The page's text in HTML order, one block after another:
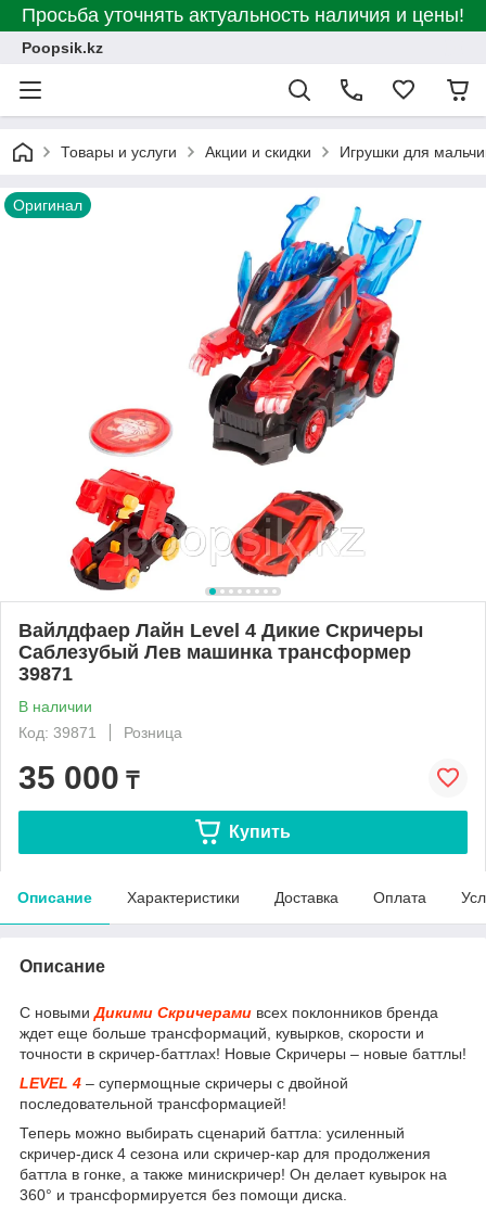
Просьба уточнять актуальность наличия и цены!
Poopsik.kz
Товары и услуги Акции и скидки Игрушки для
Оригинал
Вайлдфаер Лайн Level 4 Дикие Скричеры
Саблезубый Лев машинка трансформер
39871
В наличии
Код: 39871
Розница
35 000 ₸
Купить
Описание Характеристики Доставка Оплата
Описание
С новымиДикими Скричерами всех поклонников бренда
ждет еще больше трансформаций, кувырков, скорости и
точности в скричер-баттлах! Новые Скричеры – новые баттлы!
LEVEL 4 – супермощные скричеры с двойной
последовательной трансформацией!
Теперь можно выбирать сценарий баттла: усиленный
скричер-диск 4 сезона или скричер-кар для продолжения
баттла в гонке, а также минискричер! Он делает кувырок на
360° и трансформируется без помощи диска.